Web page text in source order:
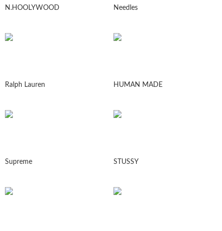
N.HOOLYWOOD Needles
Ralph Lauren HUMAN MADE
Supreme STUSSY